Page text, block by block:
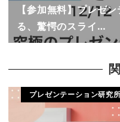
【参加無料】プレゼ
る、驚愕のスライ…
プレゼンテーション研究所